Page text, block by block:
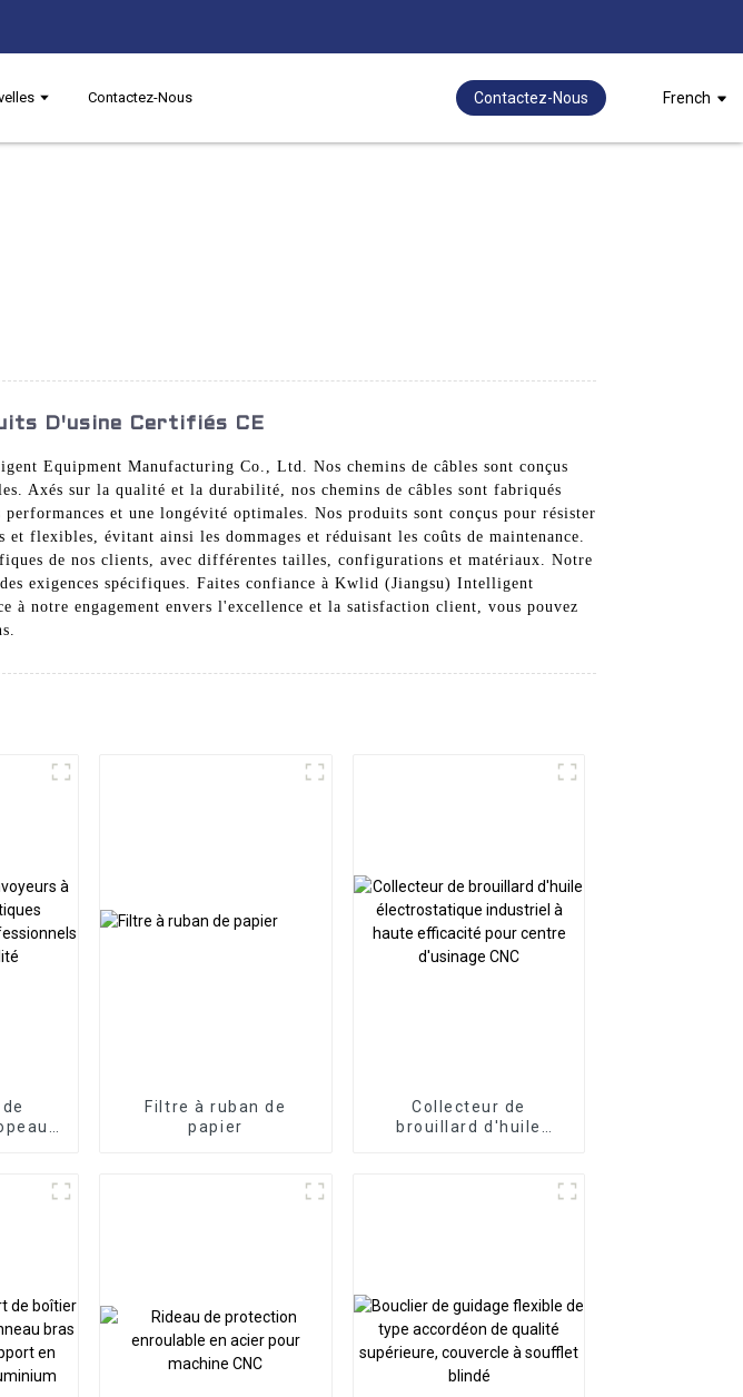
Contactez-Nous Contactez-Nous French
D'usine Certifiés CE
Equipment Manufacturing Co., Ltd. Nos chemins de câbles sont conçus
Axés sur la qualité et la durabilité, nos chemins de câbles sont fabriqués
et une longévité optimales. Nos produits sont conçus pour résister
flexibles, évitant ainsi les dommages et réduisant les coûts de maintenance.
de nos clients, avec différentes tailles, configurations et matériaux. Notre
exigences spécifiques. Faites confiance à Kwlid (Jiangsu) Intelligent
notre engagement envers l'excellence et la satisfaction client, vous pouvez
Filtre à ruban de
papier
Collecteur de
brouillard d'huile
efficacité pour centre